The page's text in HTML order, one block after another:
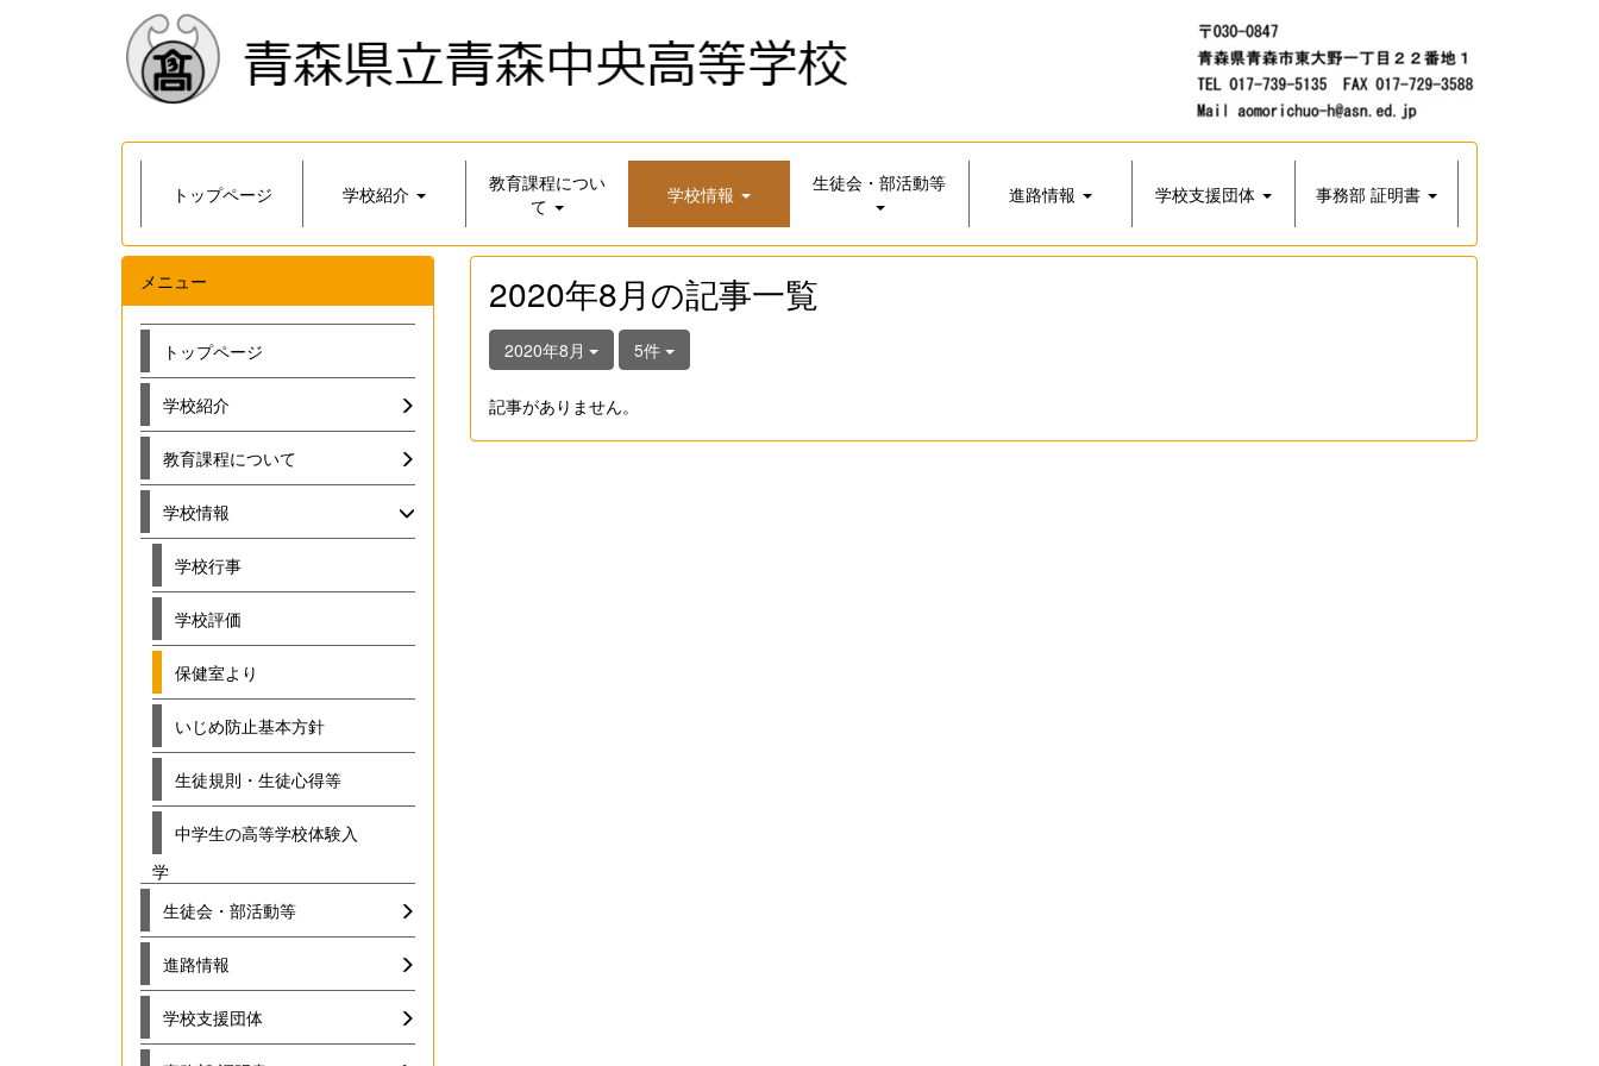
トップページ 学校紹介
教育課程につい
て
学校情報 生徒会・部活動等 進路情報 学校支援団体 事務部 証明書
2020年8月の記事一覧
2020年8月 5件
記事がありません。
メニュー
トップページ
学校紹介
教育課程について
学校情報
学校行事
学校評価
保健室より
いじめ防止基本方針
生徒規則・生徒心得等
中学生の高等学校体験入
学
生徒会・部活動等
進路情報
学校支援団体